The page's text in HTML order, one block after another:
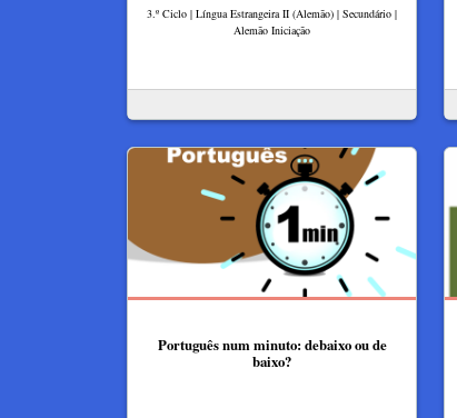
3.º Ciclo | Língua Estrangeira II (Alemão) | Secundário |
Alemão Iniciação
Português num minuto: debaixo ou de
baixo?